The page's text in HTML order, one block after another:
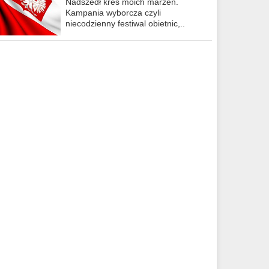
Kampania wyborcza czyli
niecodzienny festiwal obietnic,..